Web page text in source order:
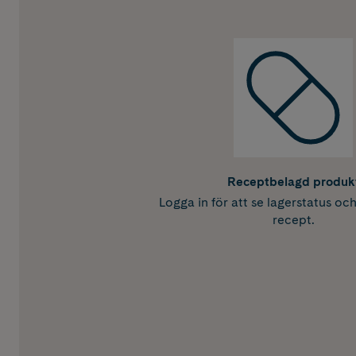
Receptbelagd
Logga in för att se lagerstatus
recept.